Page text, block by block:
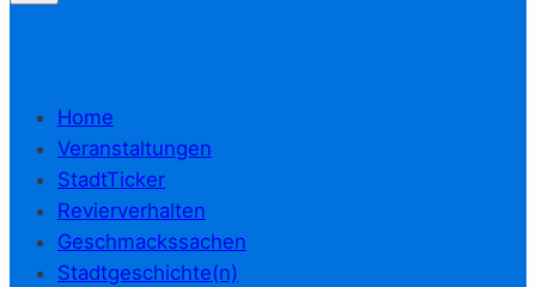
Home
Veranstaltungen
StadtTicker
Revierverhalten
Geschmackssachen
Stadtgeschichte(n)